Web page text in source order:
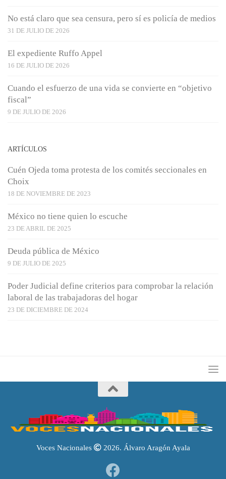
No está claro que sea censura, pero sí es policía de medios
31 DE JULIO DE 2026
El expediente Ruffo Appel
16 DE JULIO DE 2026
Cuando el esfuerzo de una vida se convierte en “objetivo
fiscal”
9 DE JULIO DE 2026
ARTÍCULOS
Cuén Ojeda toma protesta de los comités seccionales en
Choix
18 DE NOVIEMBRE DE 2023
México no tiene quien lo escuche
23 DE ABRIL DE 2025
Deuda pública de México
9 DE JULIO DE 2025
Poder Judicial define criterios para comprobar la relación
laboral de las trabajadoras del hogar
23 DE DICIEMBRE DE 2024
Voces Nacionales 2026. Álvaro Aragón Ayala